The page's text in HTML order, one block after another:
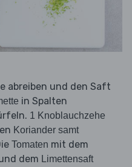
abreiben und den Saft
in Spalten
1 Knoblauchzehe
Koriander samt
Tomaten mit dem
dem Limettensaft